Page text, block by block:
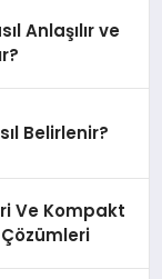
Anlaşılır ve
Belirlenir?
Ve Kompakt